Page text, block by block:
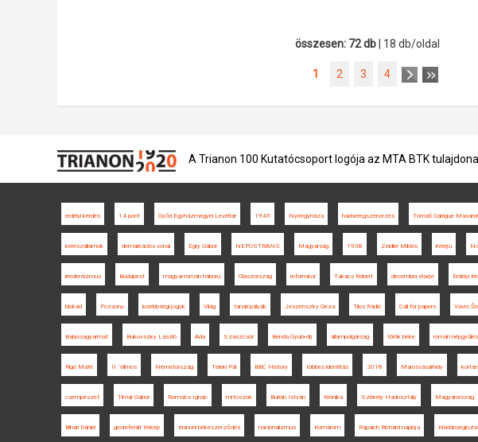
összesen: 72 db | 18 db/oldal
1 2 3 4
A Trianon 100 Kutatócsoport logója az MTA BTK
erdélyi kérdés 14 pont Győri Egyházmegyei Levéltár 1945 Nyíregyháza hadseregszervezés Tomáš Garrigue
kérészállamok demarkációs vonal Egry Gábor NEPOSTRANS Magyarság 1938 Zeidler Miklós interjú
irredentizmus Budapest magyar-román háború Olaszország reformkor Takács Róbert december elseje Erdélyi
blokád Pozsony kisebbségi jogok Világ tanári pályák Jeszenszky Géza Tilos Rádió Call for papers Vavro
Balassagyarmat Bukovszky László Ada Szászcsór Benda Gyula-díj állampolgárság török béke román népgyűlés
Rigó Máté II. Vilmos Németország Teleki Pál BBC History többes identitás 2018 Marosvásárhely
csempészet Timár Gábor Romsics Ignác mítoszok Burián István Krónika Székely Hadosztály Magyarország
Bihari Dániel georeferált térkép trianoni békeszerződés nacionalizmus Komárom Rapaich Richárd naplója